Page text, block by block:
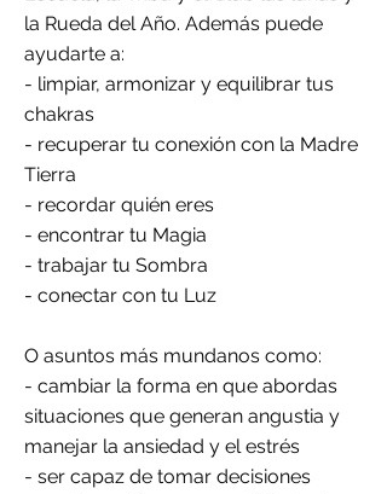
la Rueda del Año. Además puede
ayudarte a:
- limpiar, armonizar y equilibrar tus
chakras
- recuperar tu conexión con la Madre
Tierra
- recordar quién eres
- encontrar tu Magia
- trabajar tu Sombra
- conectar con tu Luz
O asuntos más mundanos como:
- cambiar la forma en que abordas
situaciones que generan angustia y
manejar la ansiedad y el estrés
- ser capaz de tomar decisiones